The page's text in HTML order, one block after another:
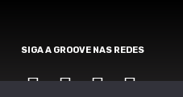
SIGA A GROOVE NAS REDES
InstagramInstagramInstagramInstagram